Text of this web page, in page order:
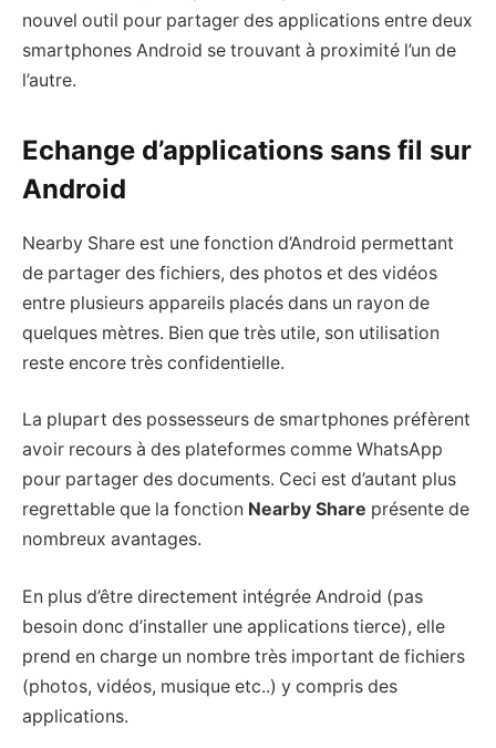
nouvel outil pour partager des applications entre deux
smartphones Android se trouvant à proximité l’un de
l’autre.
Echange d’applications sans fil sur
Android
Nearby Share est une fonction d’Android permettant
de partager des fichiers, des photos et des vidéos
entre plusieurs appareils placés dans un rayon de
quelques mètres. Bien que très utile, son utilisation
reste encore très confidentielle.
La plupart des possesseurs de smartphones préfèrent
avoir recours à des plateformes comme WhatsApp
pour partager des documents. Ceci est d’autant plus
regrettable que la fonction Nearby Share présente de
nombreux avantages.
En plus d’être directement intégrée Android (pas
besoin donc d’installer une applications tierce), elle
prend en charge un nombre très important de fichiers
(photos, vidéos, musique etc..) y compris des
applications.